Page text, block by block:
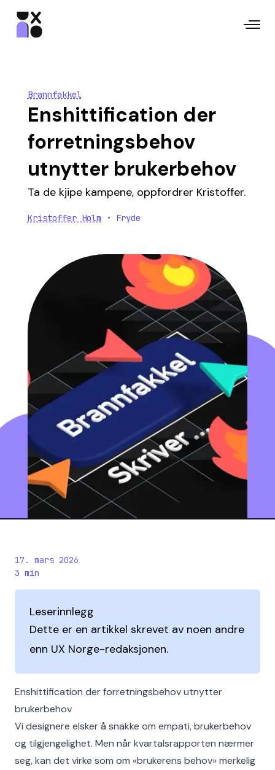
Brannfakkel
Enshittification der
forretningsbehov
utnytter brukerbehov
Ta de kjipe kampene, oppfordrer Kristoffer.
Kristoffer Holm • Fryde
17. mars 2026
3 min
Leserinnlegg
Dette er en artikkel skrevet av noen andre
enn UX Norge-redaksjonen.
Enshittification der forretningsbehov utnytter
brukerbehov
Vi designere elsker å snakke om empati, brukerbehov
og tilgjengelighet. Men når kvartalsrapporten nærmer
seg, kan det virke som om «brukerens behov» merkelig